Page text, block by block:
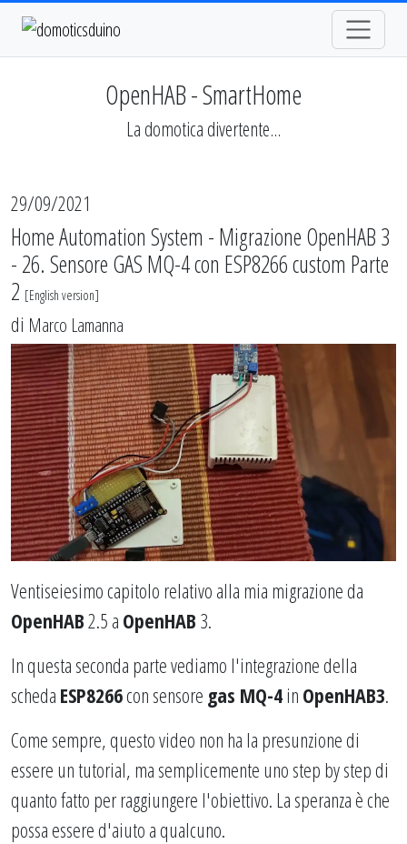
OpenHAB - SmartHome
La domotica divertente...
29/09/2021
Home Automation System - Migrazione OpenHAB 3
- 26. Sensore GAS MQ-4 con ESP8266 custom Parte
2 [English version]
di Marco Lamanna
Ventiseiesimo capitolo relativo alla mia migrazione da
OpenHAB2.5 a OpenHAB 3.
In questa seconda parte vediamo l'integrazione della
scheda ESP8266con sensore gas MQ-4in OpenHAB3.
Come sempre, questo video non ha la presunzione di
essere un tutorial, ma semplicemente uno step by step di
quanto fatto per raggiungere l'obiettivo. La speranza è che
possa essere d'aiuto a qualcuno.